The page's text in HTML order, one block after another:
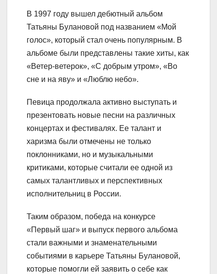
В 1997 году вышел дебютный альбом
Татьяны Булановой под названием «Мой
голос», который стал очень популярным. В
альбоме были представлены такие хиты, как
«Ветер-ветерок», «С добрым утром», «Во
сне и на яву» и «Люблю небо».
Певица продолжала активно выступать и
презентовать новые песни на различных
концертах и фестивалях. Ее талант и
харизма были отмечены не только
поклонниками, но и музыкальными
критиками, которые считали ее одной из
самых талантливых и перспективных
исполнительниц в России.
Таким образом, победа на конкурсе
«Первый шаг» и выпуск первого альбома
стали важными и знаменательными
событиями в карьере Татьяны Булановой,
которые помогли ей заявить о себе как